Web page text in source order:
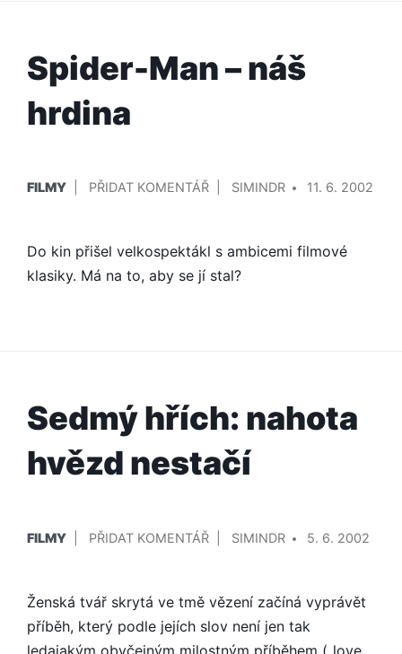
Spider-Man – náš
hrdina
V
FILMY PŘIDAT KOMENTÁŘNA
–
NÁŠ
SIMINDR
11. 6. 2002
Do kin přišel velkospektákl s ambicemi filmové
klasiky. Má na to, aby se jí stal?
Sedmý hřích: nahota
hvězd nestačí
V
FILMY PŘIDAT KOMENTÁŘNA
NAHOTA
HVĚZD
NESTAČÍ
SIMINDR
5. 6. 2002
Ženská tvář skrytá ve tmě vězení začíná vyprávět
příběh, který podle jejích slov není jen tak